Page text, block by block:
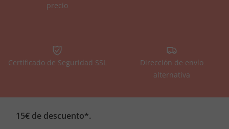
precio
Certificado de Seguridad SSL
Dirección de envío
alternativa
15€ de descuento*.